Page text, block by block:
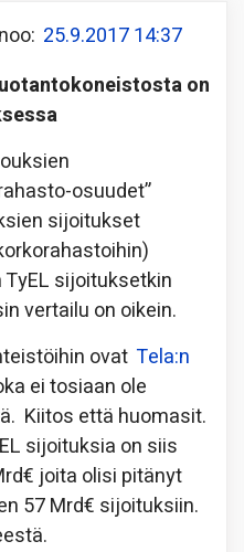
25.9.2017 14:37
on
osuudet”
sijoitukset
sijoituksetkin
vertailu on oikein.
ovat Tela:n
ei tosiaan ole
Kiitos että huomasit.
sijoituksia on siis
joita olisi pitänyt
57 Mrd€ sijoituksiin.